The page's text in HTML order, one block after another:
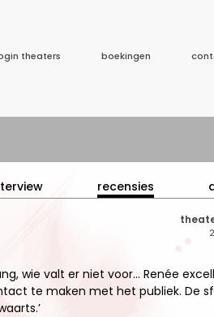
theaters boekingen
recensies
wie valt er niet voor… Renée
te maken met het publiek. De